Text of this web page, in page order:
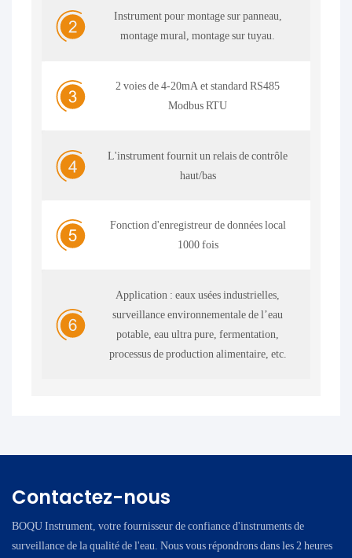
Instrument pour montage sur panneau,
montage mural, montage sur tuyau.
2 voies de 4-20mA et standard RS485
Modbus RTU
L'instrument fournit un relais de contrôle
haut/bas
Fonction d'enregistreur de données local
1000 fois
Application : eaux usées industrielles,
surveillance environnementale de l’eau
potable, eau ultra pure, fermentation,
processus de production alimentaire, etc.
Contactez-nous
BOQU Instrument, votre fournisseur de confiance d'instruments de
surveillance de la qualité de l'eau. Nous vous répondrons dans les 2 heures